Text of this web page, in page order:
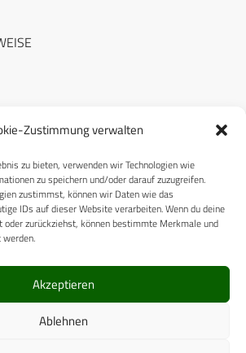
Zustimmung verwalten
zu bieten, verwenden wir Technologien wie
zu speichern und/oder darauf zuzugreifen.
zustimmst, können wir Daten wie das
IDs auf dieser Website verarbeiten. Wenn du deine
zurückziehst, können bestimmte Merkmale und
Akzeptieren
Ablehnen
(EU)